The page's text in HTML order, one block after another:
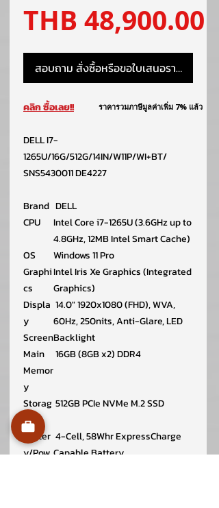
THB 48,900.00
สอบถาม สั่งซื้อหรือขอใบเสนอราคา
คลิก ซื้อเลย!!
DELL I7-
1265U/16G/512G/14IN/W11P/WI+BT/
SNS5430011 DE4227
Brand DELL
CPU
Intel Core i7-1265U (3.6GHz up to
4.8GHz, 12MB Intel Smart Cache)
OS
Windows 11 Pro
Graphi
cs
Intel Iris Xe Graphics (Integrated
Graphics)
Displa
y
Screen
14.0" 1920x1080 (FHD), WVA,
60Hz, 250nits, Anti-Glare, LED
Backlight
Main
Memor
y
16GB (8GB x2) DDR4
Storag
e
512GB PCIe NVMe M.2 SSD
Batter
y/Pow
4-Cell, 58Whr ExpressCharge
Capable Battery
ราคารวมภาษีมูลค่าเพิ่ม 7% แล้ว